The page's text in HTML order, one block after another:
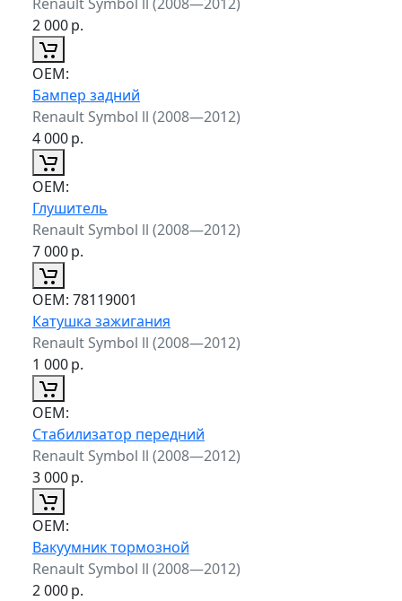
2 000р.
ОЕМ:
Бампер задний
Renault Symbol ll (2008—2012)
4 000р.
ОЕМ:
Глушитель
Renault Symbol ll (2008—2012)
7 000р.
ОЕМ: 78119001
Катушка зажигания
Renault Symbol ll (2008—2012)
1 000р.
ОЕМ:
Стабилизатор передний
Renault Symbol ll (2008—2012)
3 000р.
ОЕМ:
Вакуумник тормозной
Renault Symbol ll (2008—2012)
2 000р.